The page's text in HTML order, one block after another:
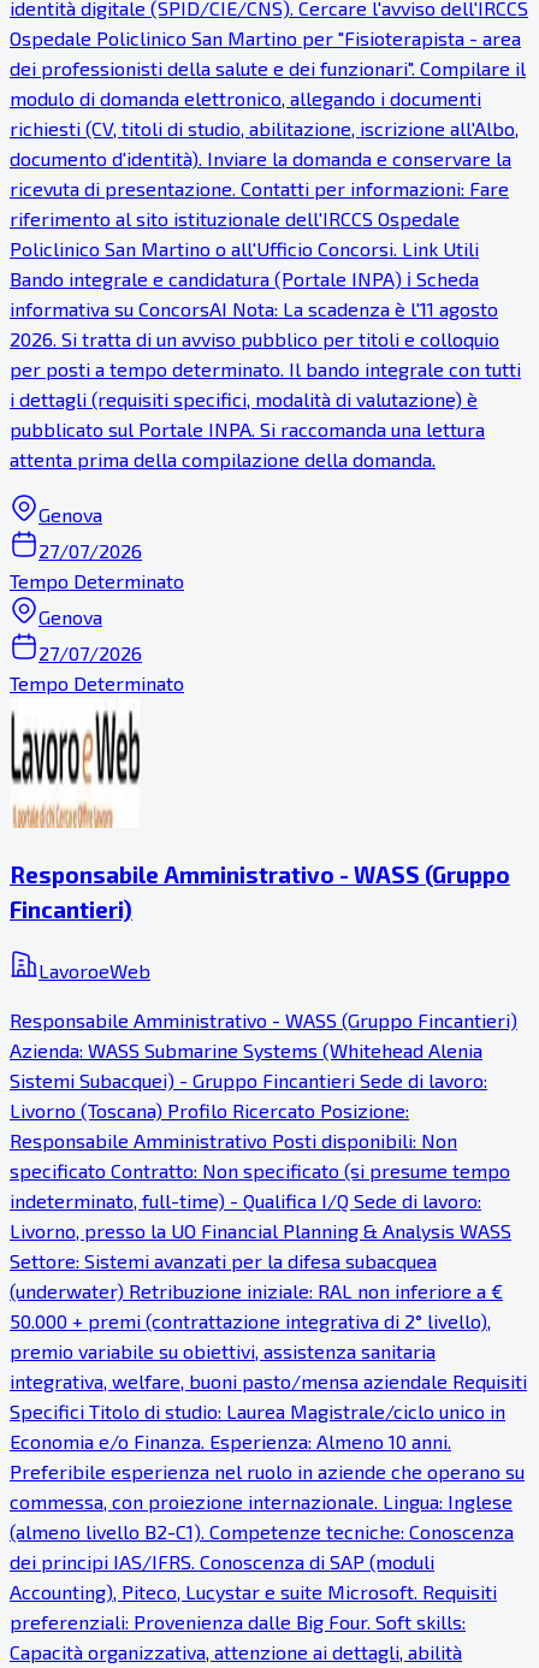
identità digitale (SPID/CIE/CNS). Cercare l'avviso dell'IRCCS
Ospedale Policlinico San Martino per "Fisioterapista - area
dei professionisti della salute e dei funzionari". Compilare il
modulo di domanda elettronico, allegando i documenti
richiesti (CV, titoli di studio, abilitazione, iscrizione all'Albo,
documento d'identità). Inviare la domanda e conservare la
ricevuta di presentazione. Contatti per informazioni: Fare
riferimento al sito istituzionale dell'IRCCS Ospedale
Policlinico San Martino o all'Ufficio Concorsi. Link Utili
Bando integrale e candidatura (Portale INPA) ℹ Scheda
informativa su ConcorsAI Nota: La scadenza è l'11 agosto
2026. Si tratta di un avviso pubblico per titoli e colloquio
per posti a tempo determinato. Il bando integrale con tutti
i dettagli (requisiti specifici, modalità di valutazione) è
pubblicato sul Portale INPA. Si raccomanda una lettura
attenta prima della compilazione della domanda.
Genova
27/07/2026
Tempo Determinato
Genova
27/07/2026
Tempo Determinato
Responsabile Amministrativo - WASS (Gruppo
Fincantieri)
LavoroeWeb
Responsabile Amministrativo - WASS (Gruppo Fincantieri)
Azienda: WASS Submarine Systems (Whitehead Alenia
Sistemi Subacquei) - Gruppo Fincantieri Sede di lavoro:
Livorno (Toscana) Profilo Ricercato Posizione:
Responsabile Amministrativo Posti disponibili: Non
specificato Contratto: Non specificato (si presume tempo
indeterminato, full-time) - Qualifica I/Q Sede di lavoro:
Livorno, presso la UO Financial Planning & Analysis WASS
Settore: Sistemi avanzati per la difesa subacquea
(underwater) Retribuzione iniziale: RAL non inferiore a €
50.000 + premi (contrattazione integrativa di 2° livello),
premio variabile su obiettivi, assistenza sanitaria
integrativa, welfare, buoni pasto/mensa aziendale Requisiti
Specifici Titolo di studio: Laurea Magistrale/ciclo unico in
Economia e/o Finanza. Esperienza: Almeno 10 anni.
Preferibile esperienza nel ruolo in aziende che operano su
commessa, con proiezione internazionale. Lingua: Inglese
(almeno livello B2-C1). Competenze tecniche: Conoscenza
dei principi IAS/IFRS. Conoscenza di SAP (moduli
Accounting), Piteco, Lucystar e suite Microsoft. Requisiti
preferenziali: Provenienza dalle Big Four. Soft skills:
Capacità organizzativa, attenzione ai dettagli, abilità